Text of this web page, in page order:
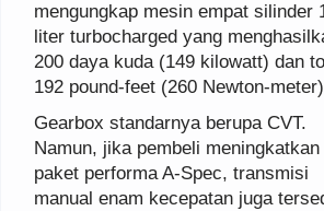
mengungkap mesin empat silinder
liter turbocharged yang
200 daya kuda (149 kilowatt) dan
192 pound-feet (260 Newton-
Gearbox standarnya berupa CVT.
Namun, jika pembeli
paket performa A-Spec, transmisi
manual enam kecepatan juga